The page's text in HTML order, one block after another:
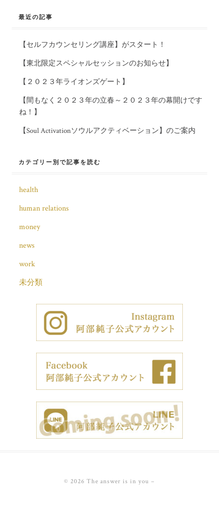
最近の記事
【セルフカウンセリング講座】がスタート！
【東北限定スペシャルセッションのお知らせ】
【２０２３年ライオンズゲート】
【間もなく２０２３年の立春～２０２３年の幕開けです
ね！】
【Soul Activationソウルアクティベーション】のご案内
カテゴリー別で記事を読む
health
human relations
money
news
work
未分類
© 2026 The answer is in you–